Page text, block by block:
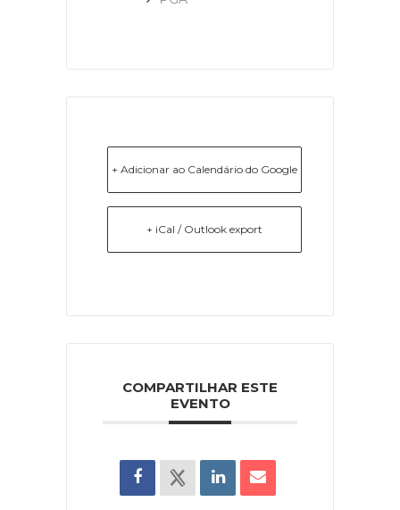
+ Adicionar ao Calendário do Google
+ iCal / Outlook export
COMPARTILHAR ESTE
EVENTO